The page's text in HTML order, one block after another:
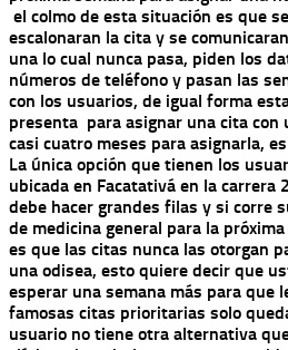
el colmo de esta situación es que
escalonaran la cita y se
una lo cual nunca pasa, piden los
números de teléfono y pasan las
con los usuarios, de igual forma
presenta para asignar una cita con
casi cuatro meses para asignarla,
La única opción que tienen los
ubicada en Facatativá en la carrera
debe hacer grandes filas y si corre
de medicina general para la
es que las citas nunca las otorgan
una odisea, esto quiere decir que
esperar una semana más para que
famosas citas prioritarias solo
usuario no tiene otra alternativa